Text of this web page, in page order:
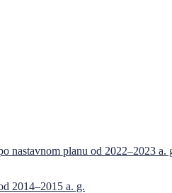
nastavnom planu od 2022–2023 a.
2014–2015 a. g.